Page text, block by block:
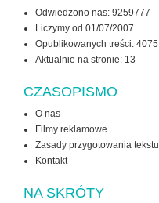
Odwiedzono nas: 9259777
Liczymy od 01/07/2007
Opublikowanych treści: 4075
Aktualnie na stronie: 13
CZASOPISMO
O nas
Filmy reklamowe
Zasady przygotowania tekstu
Kontakt
NA SKRÓTY